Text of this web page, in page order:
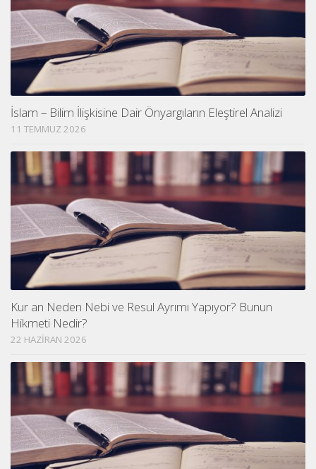
İslam – Bilim İlişkisine Dair Önyargıların Eleştirel Analizi
11 TEMMUZ 2026
Kur an Neden Nebi ve Resul Ayrımı Yapıyor? Bunun
Hikmeti Nedir?
22 HAZIRAN 2026